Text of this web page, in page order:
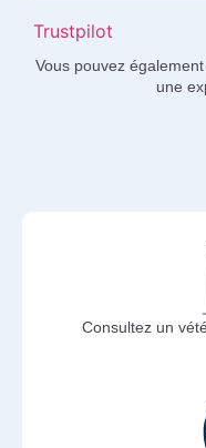
Trustpilot
Vous pouvez
une
Consultez un